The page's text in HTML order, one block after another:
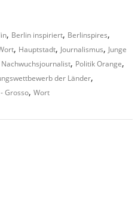
, Berlin inspiriert, Berlinspires,
, Hauptstadt, Journalismus, Junge
Nachwuchsjournalist, Politik Orange,
der Länder,
Grosso,Wort